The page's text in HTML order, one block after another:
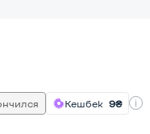
Кешбек 9₴